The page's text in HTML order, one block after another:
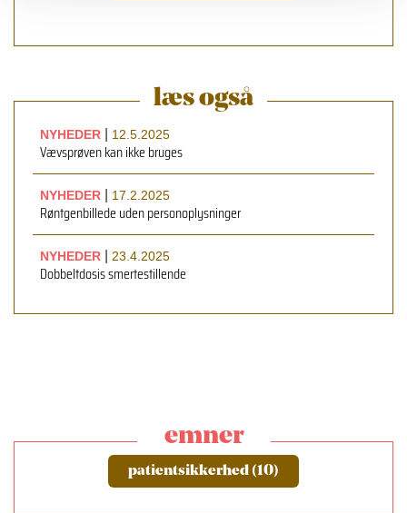
læs også
NYHEDER 12.5.2025
Vævsprøven kan ikke bruges
NYHEDER 17.2.2025
Røntgenbillede uden personoplysninger
NYHEDER 23.4.2025
Dobbeltdosis smertestillende
emner
patientsikkerhed (10)